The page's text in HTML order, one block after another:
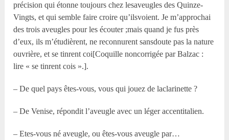
précision qui étonne toujours chez lesaveugles des Quinze-
Vingts, et qui semble faire croire qu’ilsvoient. Je m’approchai
des trois aveugles pour les écouter ;mais quand je fus près
d’eux, ils m’étudièrent, ne reconnurent sansdoute pas la nature
ouvrière, et se tinrent coi[Coquille noncorrigée par Balzac :
lire « se tinrent cois ».].
– De quel pays êtes-vous, vous qui jouez de laclarinette ?
– De Venise, répondit l’aveugle avec un léger accentitalien.
– Etes-vous né aveugle, ou êtes-vous aveugle par…